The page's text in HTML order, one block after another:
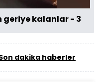
geriye kalanlar - 3
dakika haberler